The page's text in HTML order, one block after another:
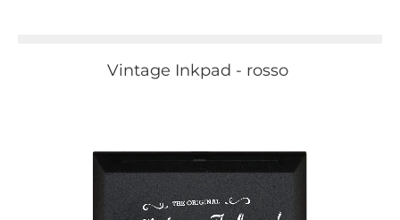
Vintage Inkpad - rosso